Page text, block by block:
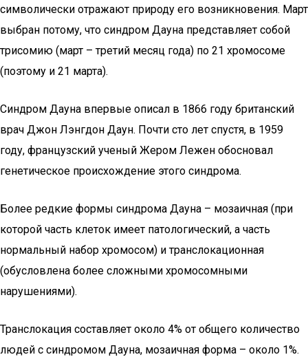
символически отражают природу его возникновения. Март
выбран потому, что синдром Дауна представляет собой
трисомию (март – третий месяц года) по 21 хромосоме
(поэтому и 21 марта).
Синдром Дауна впервые описал в 1866 году британский
врач Джон Лэнгдон Даун. Почти сто лет спустя, в 1959
году, французский ученый Жером Лежен обосновал
генетическое происхождение этого синдрома.
Более редкие формы синдрома Дауна – мозаичная (при
которой часть клеток имеет патологический, а часть
нормальный набор хромосом) и транслокационная
(обусловлена более сложными хромосомными
нарушениями).
Транслокация составляет около 4% от общего количество
людей с синдромом Дауна, мозаичная форма – около 1%.